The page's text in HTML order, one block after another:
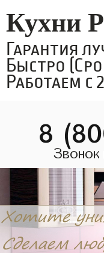
Кухни
Гарантия
Быстро
Работаем с
8
Звонок